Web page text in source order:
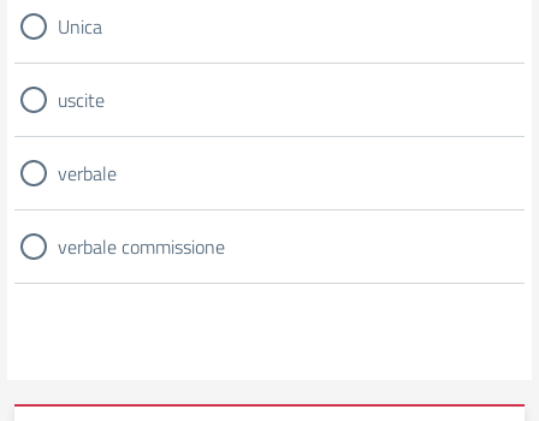
Unica
uscite
verbale
verbale commissione